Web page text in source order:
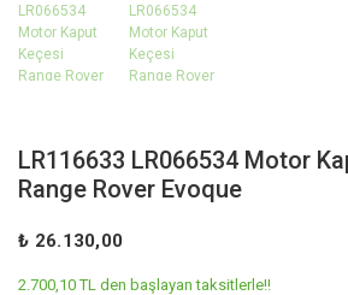
LR116633 LR066534 Motor
Range Rover Evoque
₺ 26.130,00
2.700,10 TL den başlayan taksitlerle!!